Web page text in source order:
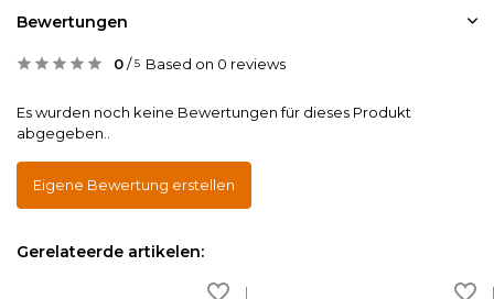
Bewertungen
0/5 Based on 0 reviews
Es wurden noch keine Bewertungen für dieses Produkt
abgegeben..
Eigene Bewertung erstellen
Gerelateerde artikelen: